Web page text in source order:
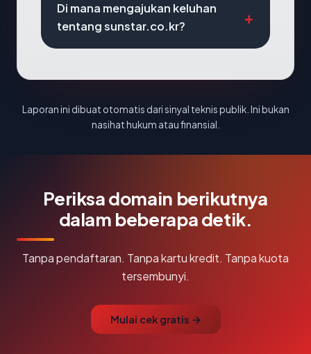
Di mana mengajukan keluhan
tentang sunstar.co.kr?
Laporan ini dibuat otomatis dari sinyal teknis publik. Ini bukan
nasihat hukum atau finansial.
Periksa domain berikutnya
dalam beberapa detik.
Tanpa pendaftaran. Tanpa kartu kredit. Tanpa kuota
tersembunyi.
Mulai cek gratis →